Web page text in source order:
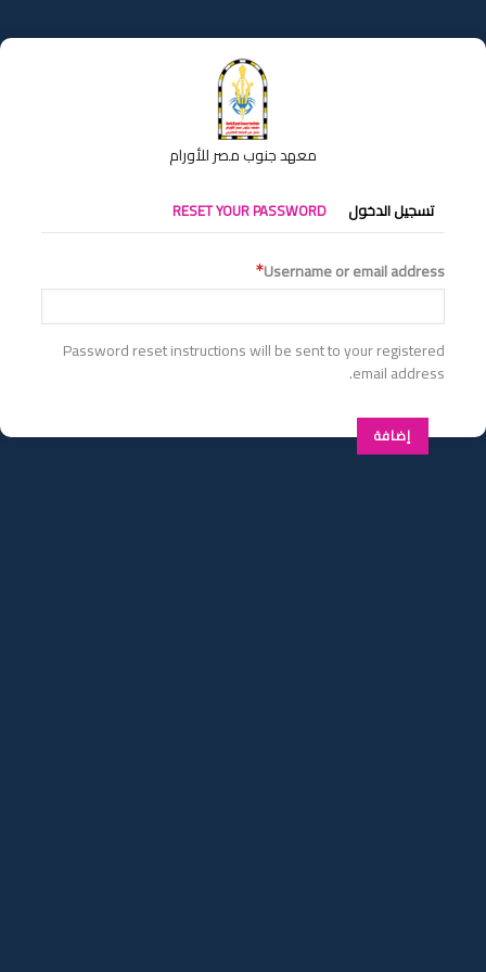
إلى
المحتوى
معهد جنوب مصر للأورام
التبويبات
الأساسية
تسجيل الدخول RESET YOUR PASSWORD
Username or email address
Password reset instructions will be sent to your registered
email address.